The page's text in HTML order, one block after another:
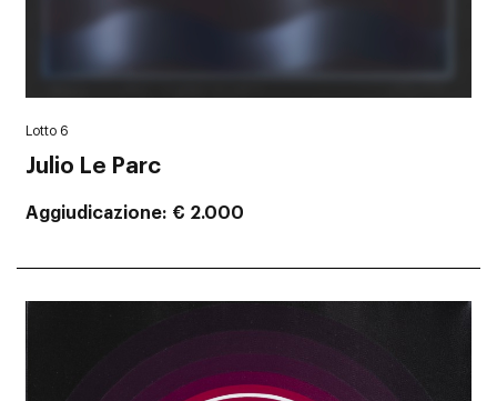
Lotto 6
Julio Le Parc
Aggiudicazione € 2.000